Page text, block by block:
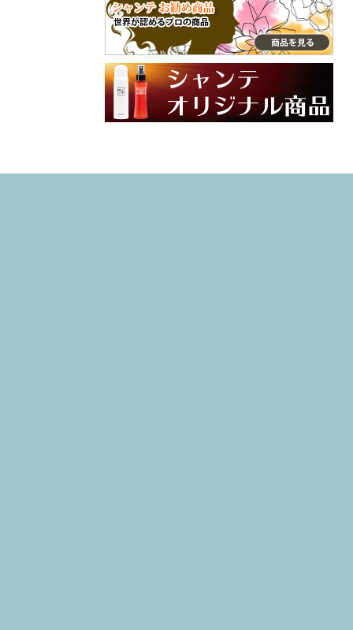
切なご家族との毎
日にラプナットを
取り入れていただ
けてとても嬉しい
です✨ やさしい使
い心地や自然な香
りを感じていただ
けたら幸いです。
けしていきます🌼
くれます😄 普段使
ってるクリームと
違った手肌フォー
ム、是非、試して
グラム @syante.o
nline 商品サイト h
ttps://www.syante-
#プロテクトフォ